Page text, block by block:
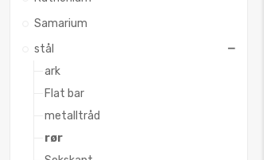
Samarium
stål
ark
Flat bar
metalltråd
rør